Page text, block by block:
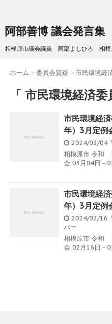
阿部善博 議会発言集
相模原市議会議員 阿部よしひろ 相模
ホーム > 委員会質疑 > 市民環境経
「 市民環境経済
市民環境経
年）3月定
2024/03/04
相模原市 令
会 03月04日－
市民環境経
年）3月定
2024/02/16
バー
相模原市 令
会 02月16日－